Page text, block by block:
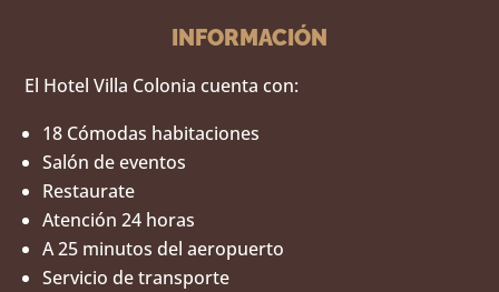
INFORMACIÓN
El Hotel Villa Colonia cuenta con:
18 Cómodas habitaciones
Salón de eventos
Restaurate
Atención 24 horas
A 25 minutos del aeropuerto
Servicio de transporte